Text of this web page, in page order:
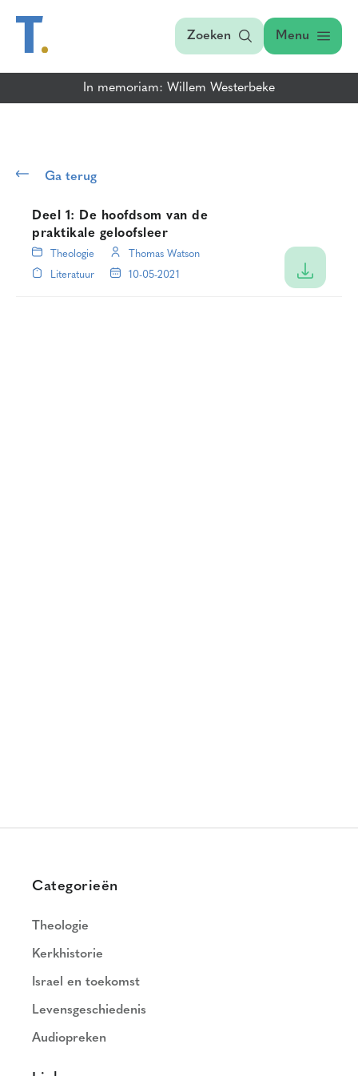
Zoeken Menu
In memoriam: Willem Westerbeke
Ga terug
Deel 1: De hoofdsom van de
praktikale geloofsleer
Theologie
Thomas Watson
Literatuur
10-05-2021
Categorieën
Theologie
Kerkhistorie
Israel en toekomst
Levensgeschiedenis
Audiopreken